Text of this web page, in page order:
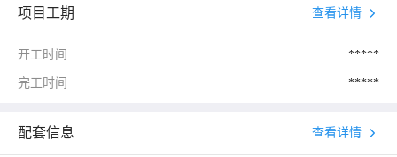
项目工期 查看详情
开工时间 *****
完工时间 *****
配套信息 查看详情